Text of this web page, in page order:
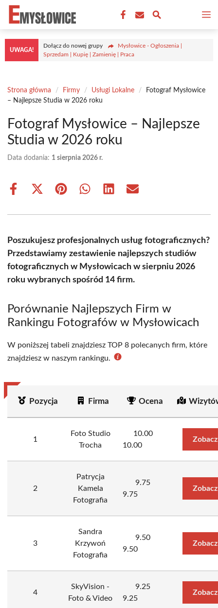
Przejdź
treści
UWAGA!
Dołącz do nowej grupy
Mysłowice - Ogłoszenia |
Sprzedam | Kupię | Zamienię | Praca
Strona główna / Firmy / Usługi Lokalne /
Fotograf Mysłowice
– Najlepsze Studia w 2026 roku
Fotograf Mysłowice – Najlepsze
Studia w 2026 roku
Data dodania: 1 sierpnia 2026 r.
Share
Share
(Twitter)
Share Share Share Share
Poszukujesz profesjonalnych usług fotograficznych?
Przedstawiamy zestawienie najlepszych studiów
fotograficznych w Mysłowicach w sierpniu 2026
roku wybranych spośród 14 firm.
Porównanie Najlepszych Firm w
Rankingu Fotografów w Mysłowicach
W poniższej tabeli znajdziesz TOP 8 polecanych firm, które
znajdziesz w naszym rankingu.
Pozycja Firma Ocena
1
Foto Studio
Trocha
10.00
10.00
2
Patrycja
Kamela
Fotografia
9.75
9.75
3
Sandra
Krzywoń
Fotografia
9.50
9.50
4
SkyVision -
Foto & Video
9.25
9.25